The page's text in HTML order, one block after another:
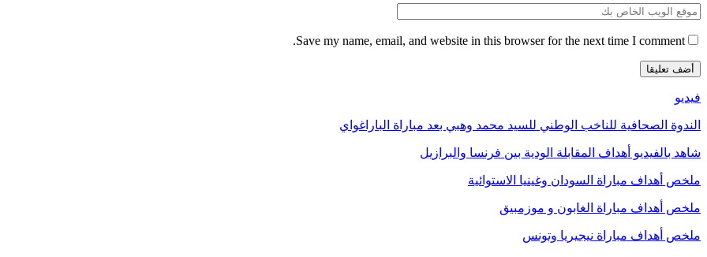
Save my name, email, and website in this browser for the next time I comment.
فيديو
الندوة الصحافية للناخب الوطني للسيد محمد وهبي بعد مباراة الباراغواي
شاهد بالفيديو أهداف المقابلة الودية بين فرنسا والبرازيل
ملخص أهداف مباراة السودان وغينيا الاستوائية
ملخص أهداف مباراة الغابون و موزمبيق
ملخص أهداف مباراة نيجيريا وتونس